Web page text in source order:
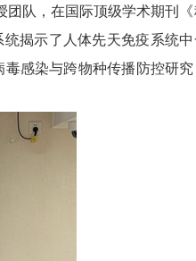
团队，在国际顶级学术期刊
统揭示了人体先天免疫系统
感染与跨物种传播防控研